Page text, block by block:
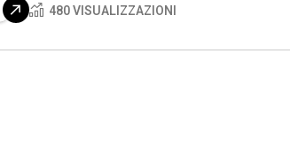
480 VISUALIZZAZIONI